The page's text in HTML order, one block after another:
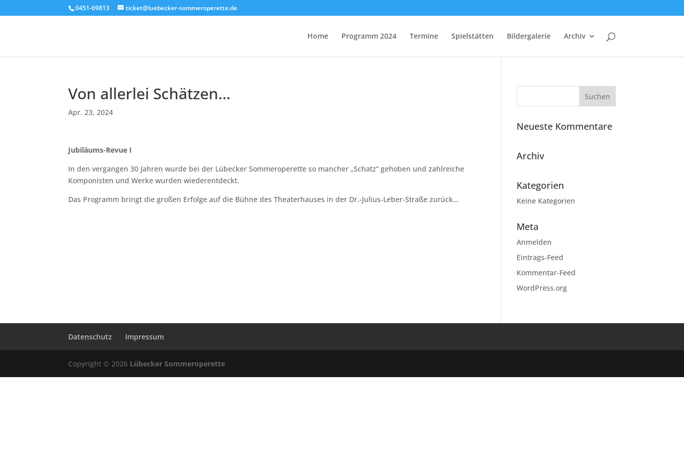
0451-69813 ticket@luebecker-sommeroperette.de
Home Programm 2024 Termine Spielstätten Bildergalerie Archiv
Von allerlei Schätzen…
Apr. 23, 2024
Jubiläums-Revue I
In den vergangen 30 Jahren wurde bei der Lübecker Sommeroperette so mancher „Schatz“ gehoben und zahlreiche
Komponisten und Werke wurden wiederentdeckt.
Das Programm bringt die großen Erfolge auf die Bühne des Theaterhauses in der Dr.-Julius-Leber-Straße zurück…
Neueste Kommentare
Archiv
Kategorien
Keine Kategorien
Meta
Anmelden
Eintrags-Feed
Kommentar-Feed
WordPress.org
Datenschutz Impressum
Copyright © 2026 Lübecker Sommeroperette